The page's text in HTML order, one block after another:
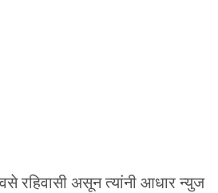
रहिवासी असून त्यांनी आधार न्युज